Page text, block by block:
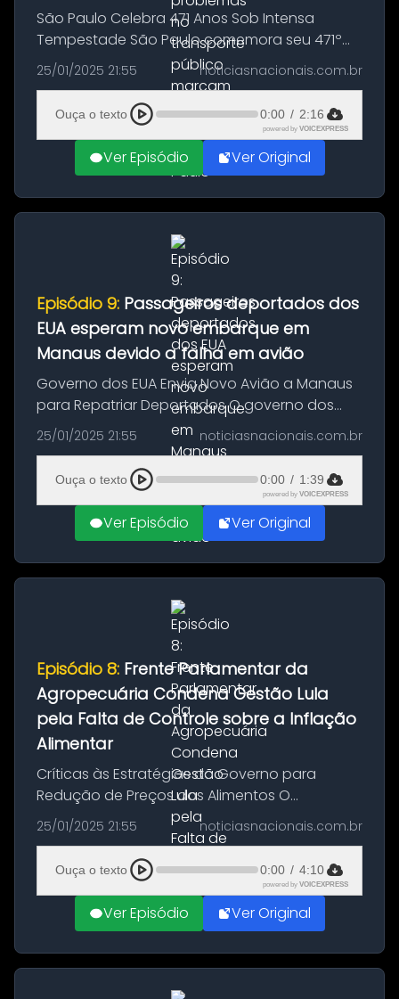
São Paulo Celebra 471 Anos Sob Intensa
Tempestade São Paulo comemora seu 471º
aniversário neste sábado (25), enfrentando
os efeitos de uma tempestade histórica que
atingiu a cidade na sexta-feira (24)...
25/01/2025 21:55 noticiasnacionais.com.br
Ouça o texto 0:00 / 2:16
powered by VOICEXPRESS
Ver Episódio Ver Original
Episódio 9: Passageiros deportados dos
EUA esperam novo embarque em
Manaus devido a falha em avião
Governo dos EUA Envia Novo Avião a Manaus
para Repatriar Deportados O governo dos
Estados Unidos decidiu enviar uma nova
aeronave a Manaus neste sábado, dia 25,
com o objetivo de repatriar o primeiro ...
25/01/2025 21:55 noticiasnacionais.com.br
Ouça o texto 0:00 / 1:39
powered by VOICEXPRESS
Ver Episódio Ver Original
Episódio 8: Frente Parlamentar da
Agropecuária Condena Gestão Lula
pela Falta de Controle sobre a Inflação
Alimentar
Críticas às Estratégias do Governo para
Redução de Preços dos Alimentos O
presidente da Frente Parlamentar da
Agropecuária, deputado federal Pedro Lupion
(PP-PR), expressou severas críticas às
recente...
25/01/2025 21:55 noticiasnacionais.com.br
Ouça o texto 0:00 / 4:10
powered by VOICEXPRESS
Ver Episódio Ver Original